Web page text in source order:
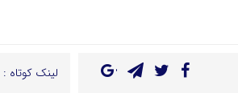
لینک کوتاه :